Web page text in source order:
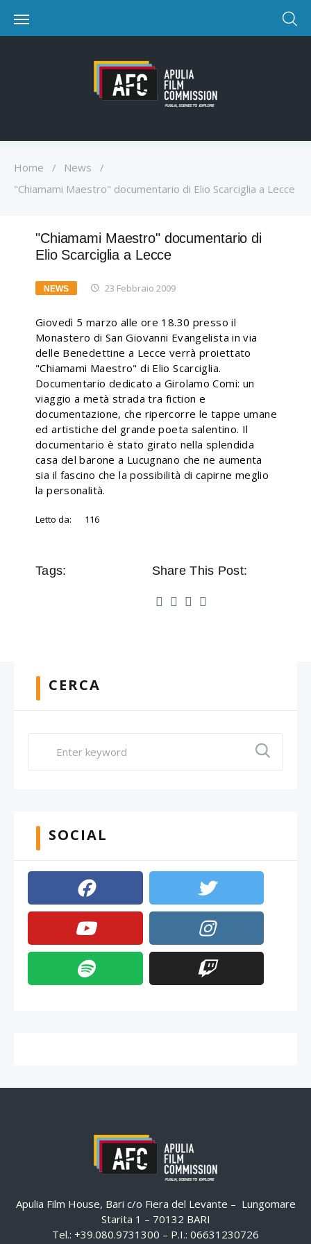
Home / News
/
"Chiamami Maestro" documentario di Elio Scarciglia a Lecce
"Chiamami Maestro" documentario di
Elio Scarciglia a Lecce
NEWS 23 Febbraio 2009
Giovedì 5 marzo alle ore 18.30 presso il
Monastero di San Giovanni Evangelista in via
delle Benedettine a Lecce verrà proiettato
"Chiamami Maestro" di Elio Scarciglia.
Documentario dedicato a Girolamo Comi: un
viaggio a metà strada tra fiction e
documentazione, che ripercorre le tappe umane
ed artistiche del grande poeta salentino. Il
documentario è stato girato nella splendida
casa del barone a Lucugnano che ne aumenta
sia il fascino che la possibilità di capirne meglio
la personalità.
Letto da: 116
Tags: Share This Post:
CERCA
SOCIAL
Apulia Film House, Bari c/o Fiera del Levante – Lungomare
Starita 1 – 70132 BARI
Tel.: +39.080.9731300 – P.I.: 06631230726